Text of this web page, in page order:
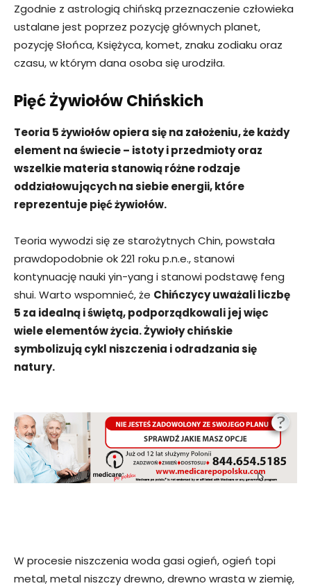
Zgodnie z astrologią chińską przeznaczenie człowieka
ustalane jest poprzez pozycję głównych planet,
pozycję Słońca, Księżyca, komet, znaku zodiaku oraz
czasu, w którym dana osoba się urodziła.
Pięć Żywiołów Chińskich
Teoria 5 żywiołów opiera się na założeniu, że każdy
element na świecie – istoty i przedmioty oraz
wszelkie materia stanowią różne rodzaje
oddziałowujących na siebie energii, które
reprezentuje pięć żywiołów.
Teoria wywodzi się ze starożytnych Chin, powstała
prawdopodobnie ok 221 roku p.n.e., stanowi
kontynuację nauki yin-yang i stanowi podstawę feng
shui. Warto wspomnieć, że Chińczycy uważali liczbę
5 za idealną i świętą, podporządkowali jej więc
wiele elementów życia. Żywioły chińskie
symbolizują cykl niszczenia i odradzania się
natury.
W procesie niszczenia woda gasi ogień, ogień topi
metal, metal niszczy drewno, drewno wrasta w ziemię,